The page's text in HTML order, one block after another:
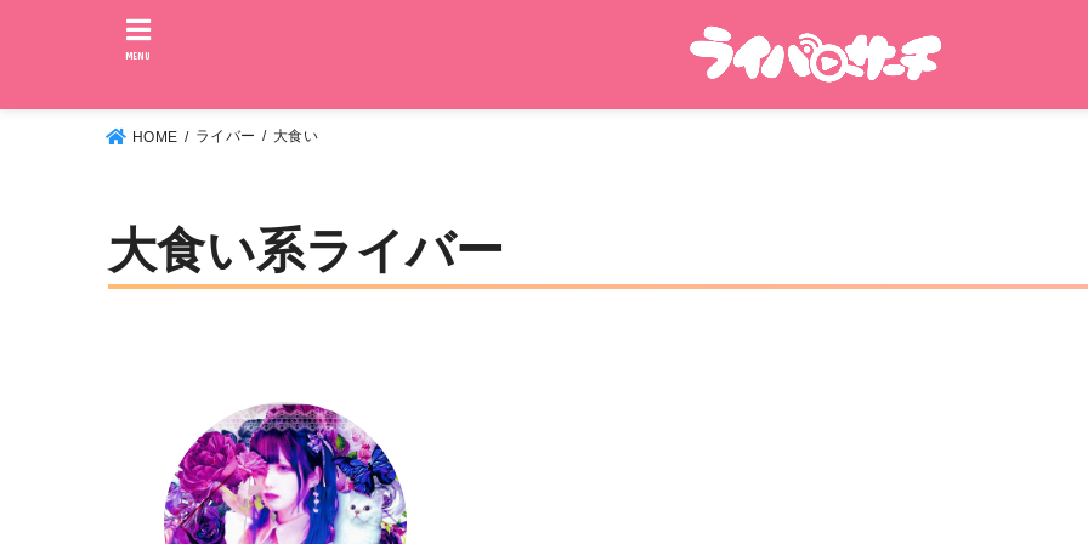
MENU
HOME ライバー 大食い
大食い系ライバー